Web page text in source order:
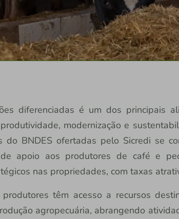
diferenciadas é um dos principais
modernização e
do BNDES ofertadas pelo Sicredi se
apoio aos produtores de café e
nas propriedades, com taxas
têm acesso a recursos
agropecuária, abrangendo